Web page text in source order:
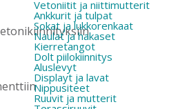
Vetoniitit ja niittimutterit
Ankkurit ja tulpat
Sokat ja lukkorenkaat
Naulat ja hakaset
Kierretangot
Dolt piilokiinnitys
Aluslevyt
Displayt ja lavat
Nippusiteet
Ruuvit ja mutterit